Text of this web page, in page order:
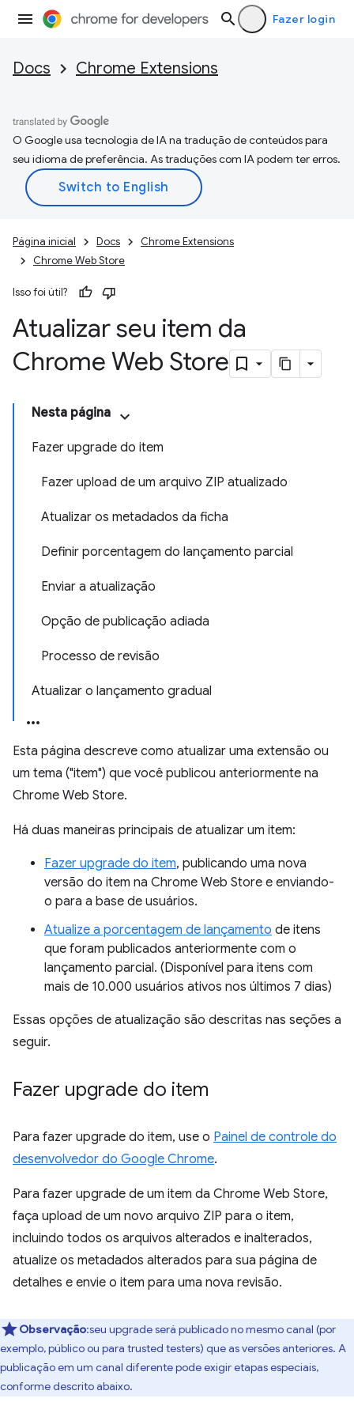
Fazer login
Docs Chrome Extensions
O Google usa tecnologia de IA na tradução de conteúdos para
seu idioma de preferência. As traduções com IA podem ter erros.
Página inicial Docs
Chrome Extensions
Chrome Web Store
Isso foi útil?
Atualizar seu item da
Chrome Web Store
Nesta página
Fazer upgrade do item
Fazer upload de um arquivo ZIP atualizado
Atualizar os metadados da ficha
Definir porcentagem do lançamento parcial
Enviar a atualização
Opção de publicação adiada
Processo de revisão
Atualizar o lançamento gradual
Esta página descreve como atualizar uma extensão ou
um tema ("item") que você publicou anteriormente na
Chrome Web Store.
Há duas maneiras principais de atualizar um item:
Fazer upgrade do item, publicando uma nova
versão do item na Chrome Web Store e enviando-
o para a base de usuários.
Atualize a porcentagem de lançamento de itens
que foram publicados anteriormente com o
lançamento parcial. (Disponível para itens com
mais de 10.000 usuários ativos nos últimos 7 dias)
Essas opções de atualização são descritas nas seções a
seguir.
Fazer upgrade do item
Para fazer upgrade do item, use o Painel de controle do
desenvolvedor do Google Chrome.
Para fazer upgrade de um item da Chrome Web Store,
faça upload de um novo arquivo ZIP para o item,
incluindo todos os arquivos alterados e inalterados,
atualize os metadados alterados para sua página de
detalhes e envie o item para uma nova revisão.
Observação:seu upgrade será publicado no mesmo canal (por
exemplo, público ou para trusted testers) que as versões anteriores. A
publicação em um canal diferente pode exigir etapas especiais,
conforme descrito abaixo.